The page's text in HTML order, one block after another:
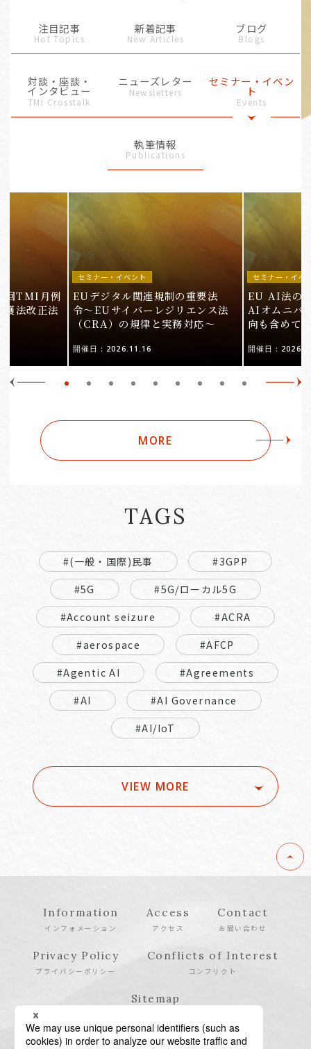
注目記事
Hot Topics
新着記事
New Articles
ブログ
Blogs
対談・座談・
インタビュー
TMI Crosstalk
ニューズレター
Newsletters
セミナー・イベン
ト
Events
執筆情報
Publications
回TMI月例
護法改正法
セミナー・イベント
EUデジタル関連規制の重要法
令〜EUサイバーレジリエンス法
（CRA）の規律と実務対応〜
開催日：2026.11.16
セミナー・イベ
EU AI法の
AIオムニバ
向も含めて
開催日：
MORE
TAGS
#(一般・国際)民事
#3GPP
#5G
#5G/ローカル5G
#Account seizure
#ACRA
#aerospace
#AFCP
#Agentic AI
#Agreements
#AI
#AI Governance
#AI/IoT
VIEW MORE
Information
インフォメーション
Access
アクセス
Contact
お問い合わせ
Privacy Policy
プライバシーポリシー
Conflicts of Interest
コンフリクト
Sitemap